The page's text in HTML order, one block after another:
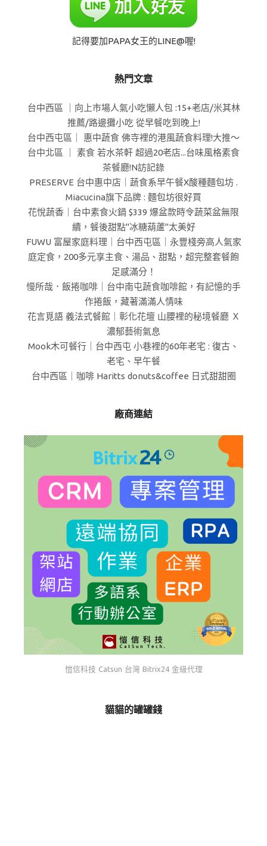
記得要加PAPA女王的LINE@喔!
熱門文章
台中西區 ｜向上市場人氣小吃懶人包 :15+老店/米其林
推薦/路邊攤小吃 從早餐吃到晚上!
台中西屯區｜ 惠中蔬食 佛寺裡的港風蔬食料理!大推～
台中北區 ｜ 素食 若水茶軒 超過20老店...台味風格素食
茶餐廳!N訪記錄
PRESERVE 台中惠中店｜蔬食系早午餐X酸種麵包坊 .
Miacucina旗下品牌 : 麵包坊很好買
花悅蔬香｜台中素食火鍋 $339 爆盆款時令蔬菜盆無限
續，餐後甜點"冰糖葫蘆"太美好
FUWU 富屋家庭料理｜台中西屯區｜永豐棧旁高人氣家
庭定食，200多元享主食、湯品、甜點，超完整套餐飽
足感滿分！
慢所哉．飯捲咖啡｜台中南屯蔬食咖啡館，有記憶的手
作捲飯，藏著滿滿人情味
花言覓語 義法式餐館｜彰化花壇 山腰裡的秘境餐廳 Ｘ
濃郁藝術氣息
Mook木可餐行｜台中西屯 小巷裡的60年老宅 : 復古、
老宅、早午餐
台中西區｜咖啡 Haritts donuts&coffee 日式甜甜圈
廠商連結
愷信科技 Catsun 台灣 Bitrix24 金級代理
貓貓的罐罐錢